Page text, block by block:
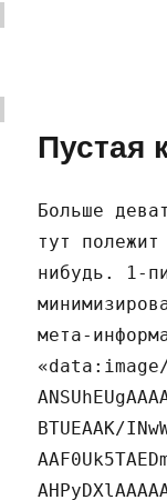
Пустая
Больше
тут
нибудь. 1-
мета-
«data:image/
BTUEAAK/